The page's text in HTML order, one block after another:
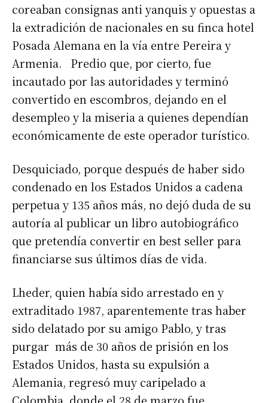
coreaban consignas anti yanquis y opuestas a
la extradición de nacionales en su finca hotel
Posada Alemana en la vía entre Pereira y
Armenia. Predio que, por cierto, fue
incautado por las autoridades y terminó
convertido en escombros, dejando en el
desempleo y la miseria a quienes dependían
económicamente de este operador turístico.
Desquiciado, porque después de haber sido
condenado en los Estados Unidos a cadena
perpetua y 135 años más, no dejó duda de su
autoría al publicar un libro autobiográfico
que pretendía convertir en best seller para
financiarse sus últimos días de vida.
Lheder, quien había sido arrestado en y
extraditado 1987, aparentemente tras haber
sido delatado por su amigo Pablo, y tras
purgar más de 30 años de prisión en los
Estados Unidos, hasta su expulsión a
Alemania, regresó muy caripelado a